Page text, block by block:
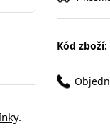
.
Kód zboží: